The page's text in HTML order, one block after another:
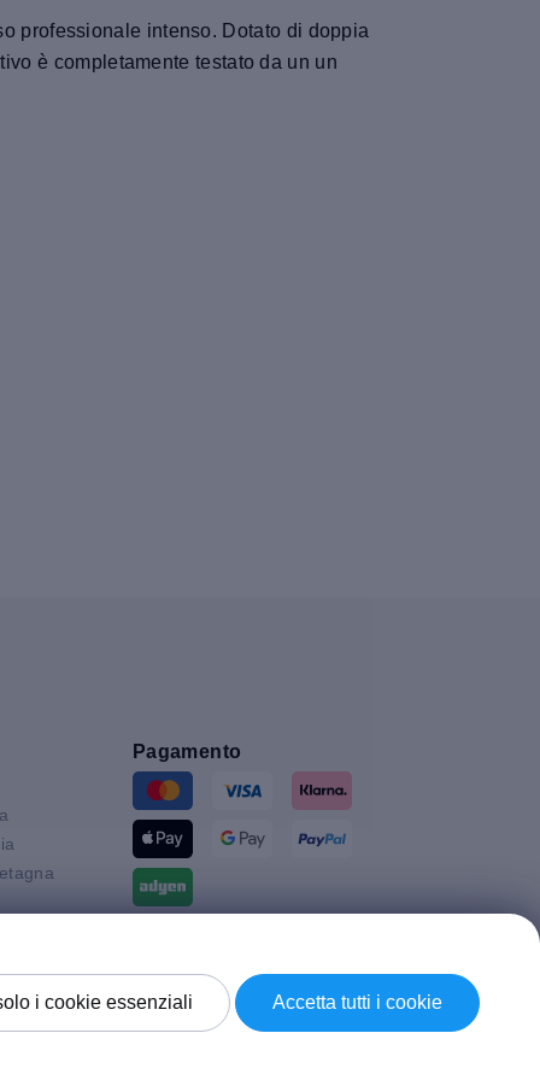
professionale intenso. Dotato di doppia
è completamente testato da un un
Pagamento
i cookie essenziali Accetta tutti i cookie